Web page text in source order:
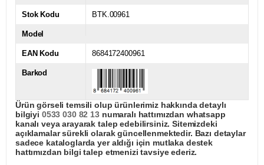
Stok Kodu BTK.00961
Model
EAN Kodu 8684172400961
Barkod
Ürün görseli temsili olup ürünlerimiz hakkında detaylı
bilgiyi 0533 030 82 13numaralı hattımızdan whatsapp
kanalı veya arayarak talep edebilirsiniz. Sitemizdeki
açıklamalar sürekli olarak güncellenmektedir. Bazı detaylar
sadece kataloglarda yer aldığı için mutlaka destek
hattımızdan bilgi talep etmenizi tavsiye ederiz.